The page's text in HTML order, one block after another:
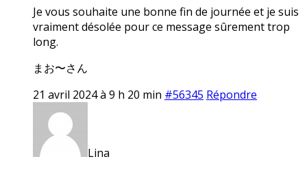
Je vous souhaite une bonne fin de journée et je suis
vraiment désolée pour ce message sûrement trop
long.
まお〜さん
21 avril 2024 à 9 h 20 min #56345 Répondre
Lina